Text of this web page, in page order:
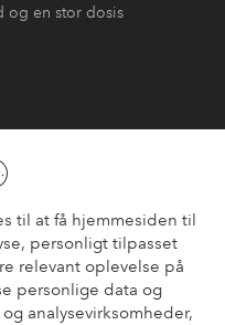
til at få hjemmesiden til
personligt tilpasset
relevant oplevelse på
personlige data og
analysevirksomheder,
og en stor dosis
spørgsmål i vores FAQ.
du kontakter os.